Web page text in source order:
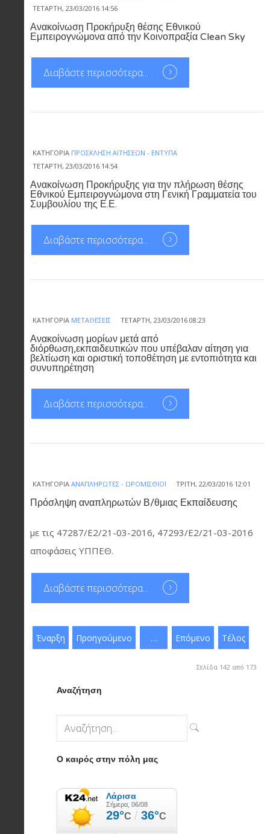
ΤΕΤΆΡΤΗ, 23/03/2016 14:56
Ανακοίνωση Προκήρυξη θέσης Εθνικού
Εμπειρογνώμονα από την Κοινοπραξία Clean Sky
Διαβάστε περισσότερα...
ΚΑΤΗΓΟΡΊΑ ΠΡΌΣΚΛΗΣΗ ΑΙΤΉΣΕΩΝ - ΈΝΤΥΠΑ
ΤΕΤΆΡΤΗ, 23/03/2016 14:54
Ανακοίνωση Προκήρυξης για την πλήρωση θέσης
Εθνικού Εμπειρογνώμονα στη Γενική Γραμματεία του
Συμβουλίου της Ε.Ε.
Διαβάστε περισσότερα...
ΚΑΤΗΓΟΡΊΑ ΜΕΤΑΘΈΣΕΙΣ ΤΕΤΆΡΤΗ, 23/03/2016 08:23
Ανακοίνωση μορίων μετά από
διόρθωση,εκπαιδευτικών που υπέβαλαν αίτηση για
βελτίωση και οριστική τοποθέτηση με εντοπιότητα και
συνυπηρέτηση
Διαβάστε περισσότερα...
ΚΑΤΗΓΟΡΊΑ ΑΝΑΠΛΗΡΩΤΈΣ - ΩΡΟΜΊΣΘΙΟΙ ΤΡΊΤΗ, 22/03/2016 12:01
Πρόσληψη αναπληρωτών Β/θμιας Εκπαίδευσης
με τις 47287/Ε2/21-03-2016, 47293/Ε2/21-03-2016
αποφάσεις ΥΠΠΕΘ.
Διαβάστε περισσότερα...
Έναρξη Προηγούμενο … Επόμενο Τέλος
Σελίδα 142 από 173
Αναζήτηση
Ο καιρός στην πόλη μας